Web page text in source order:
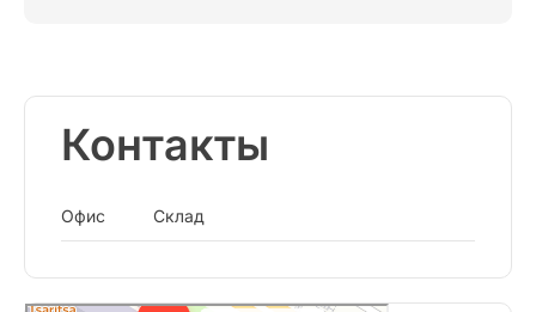
Контакты
Офис Склад